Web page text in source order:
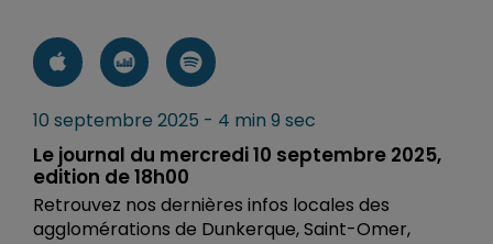
10 septembre 2025 - 4 min 9 sec
Le journal du mercredi 10 septembre 2025,
edition de 18h00
Retrouvez nos dernières infos locales des
agglomérations de Dunkerque, Saint-Omer,